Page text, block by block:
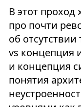
В этот проход
про почти
об
vs концепция
и концепция
понятия